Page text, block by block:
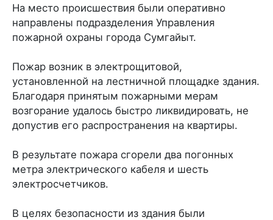
На место происшествия были оперативно
направлены подразделения Управления
пожарной охраны города Сумгайыт.
Пожар возник в электрощитовой,
установленной на лестничной площадке здания.
Благодаря принятым пожарными мерам
возгорание удалось быстро ликвидировать, не
допустив его распространения на квартиры.
В результате пожара сгорели два погонных
метра электрического кабеля и шесть
электросчетчиков.
В целях безопасности из здания были